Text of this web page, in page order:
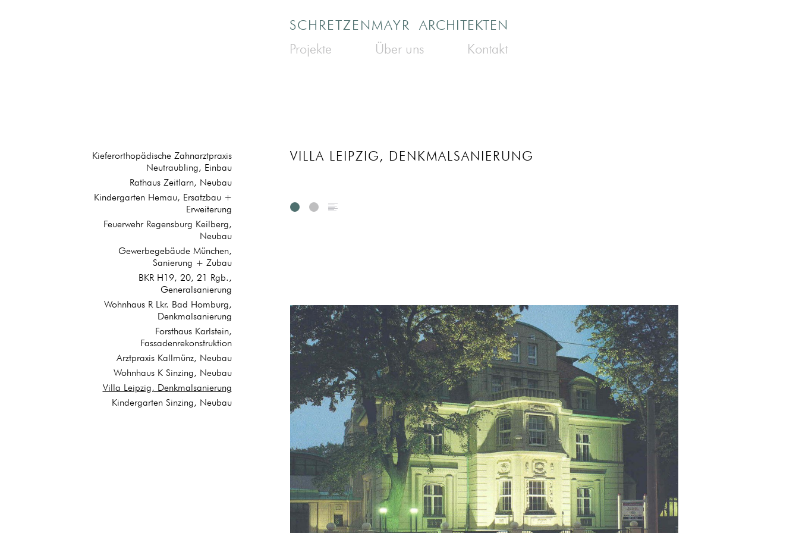
SCHRETZENMAYR ARCHITEKTEN
Projekte Über uns Kontakt
Kieferorthopädische Zahnarztpraxis
Neutraubling, Einbau
Rathaus Zeitlarn, Neubau
Kindergarten Hemau, Ersatzbau +
Erweiterung
Feuerwehr Regensburg Keilberg,
Neubau
Gewerbegebäude München,
Sanierung + Zubau
BKR H19, 20, 21 Rgb.,
Generalsanierung
Wohnhaus R Lkr. Bad Homburg,
Denkmalsanierung
Forsthaus Karlstein,
Fassadenrekonstruktion
Arztpraxis Kallmünz, Neubau
Wohnhaus K Sinzing, Neubau
Villa Leipzig, Denkmalsanierung
Kindergarten Sinzing, Neubau
VILLA LEIPZIG, DENKMALSANIERUNG
einer Fabrikantenvilla mit Erweiterung des Garagentraktes.